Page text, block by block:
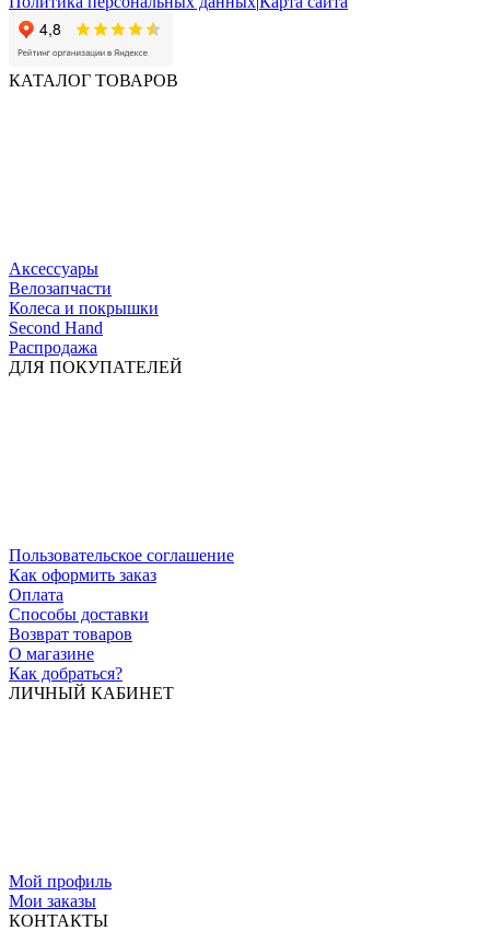
КАТАЛОГ ТОВАРОВ
Аксессуары
Велозапчасти
Колеса и покрышки
Second Hand
Распродажа
ДЛЯ ПОКУПАТЕЛЕЙ
Пользовательское соглашение
Как оформить заказ
Оплата
Способы доставки
Возврат товаров
О магазине
Как добраться?
ЛИЧНЫЙ КАБИНЕТ
Мой профиль
Мои заказы
КОНТАКТЫ